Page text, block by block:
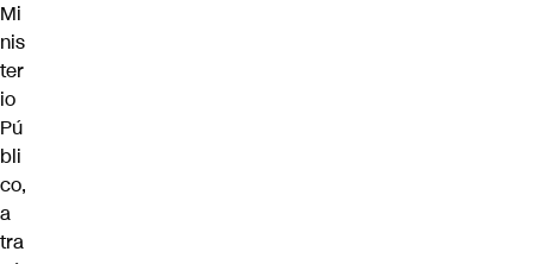
Mi
nis
ter
io
Pú
bli
co,
a
tra